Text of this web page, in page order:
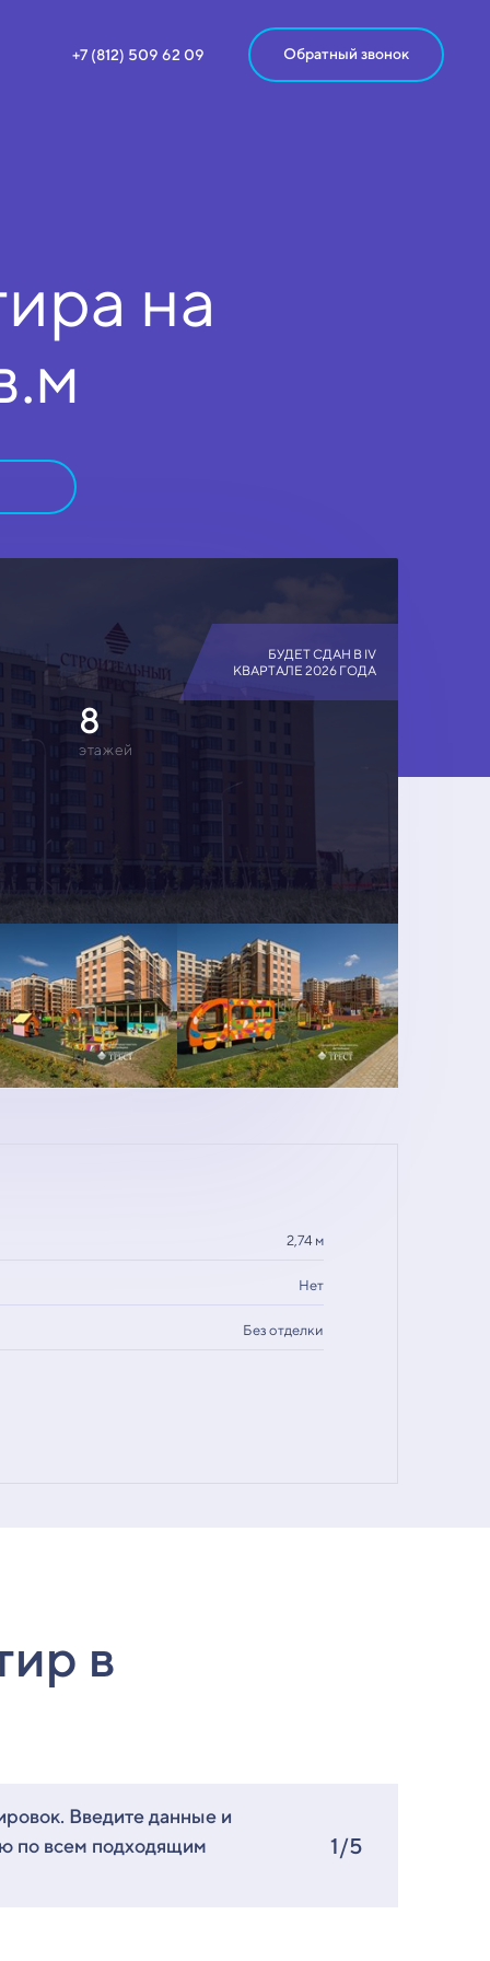
+7 (812) 509 62 09 Обратный звонок
на
БУДЕТ СДАН В IV
КВАРТАЛЕ 2026 ГОДА
8
этажей
2,74 м
Нет
Без отделки
в
Введите данные и
по всем подходящим
1/5